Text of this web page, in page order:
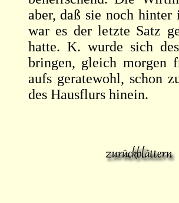
aber, daß sie noch
war es der letzte Satz
hatte. K. wurde sich
bringen, gleich morgen
aufs geratewohl, schon
des Hausflurs hinein.